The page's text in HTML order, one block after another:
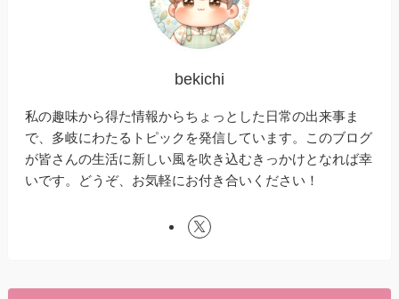
bekichi
私の趣味から得た情報からちょっとした日常の出来事ま
で、多岐にわたるトピックを発信しています。このブログ
が皆さんの生活に新しい風を吹き込むきっかけとなれば幸
いです。どうぞ、お気軽にお付き合いください！